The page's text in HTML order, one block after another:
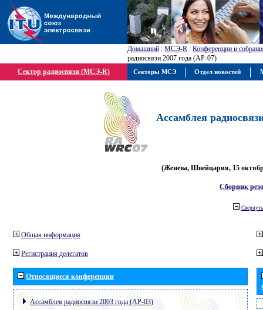
Домашний : МСЭ-R : Конференции и
радиосвязи 2007 года (АР-07)
Сектор радиосвязи (МСЭ-R)
Ассамблея
(Женева, Швейцария, 15
Сборник
Свернуть
Общая информация
Регистрация делегатов
Относящиеся конференции
Ассамблея радиосвязи 2003 года (АР-03)
Секторы МСЭ Отдел новостей